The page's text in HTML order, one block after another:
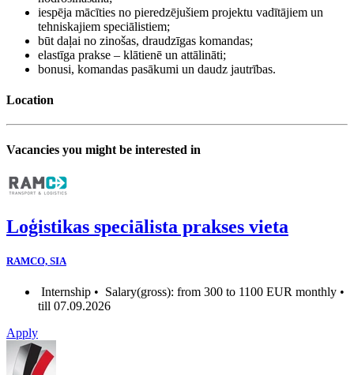
iespēja mācīties no pieredzējušiem projektu vadītājiem un
tehniskajiem speciālistiem;
būt daļai no zinošas, draudzīgas komandas;
elastīga prakse – klātienē un attālināti;
bonusi, komandas pasākumi un daudz jautrības.
Location
Vacancies you might be interested in
Loģistikas speciālista prakses vieta
RAMCO, SIA
Internship • Salary(gross): from 300 to 1100 EUR monthly •
till 07.09.2026
Apply